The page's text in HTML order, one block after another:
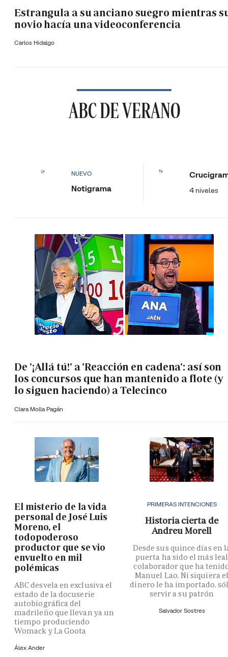
Estrangula a su anciano suegro mientras
novio hacía una videoconferencia
Carlos Hidalgo
ABC DE VERANO
NUEVO
Notigrama 4 niveles
De '¡Allá tú!' a 'Reacción en cadena': así son
los concursos que han mantenido a flote (y
lo siguen haciendo) a Telecinco
Clara Molla Pagán
El misterio de la vida
personal de José Luis
Moreno, el
todopoderoso
productor que se vio
envuelto en mil
polémicas
ABC desvela en exclusiva el
estado de la docuserie
autobiográfica del
madrileño que llevan ya un
tiempo produciendo
Womack y La Goota
Álex Ander
PRIMERAS INTENCIONES
Historia cierta de
Andreu Morell
Desde sus quince días en
puerta ha sido el más leal
colaborador que ha
Manuel Lao. Ni siquiera
dinero le ha importado,
servir a su patrón
Salvador Sostres